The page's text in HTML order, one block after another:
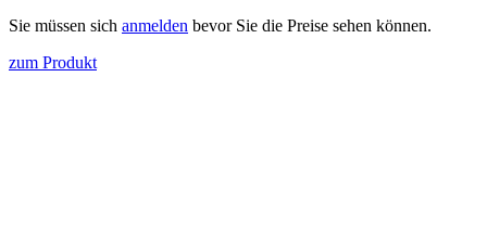
Sie müssen sich anmelden bevor Sie die Preise sehen können.
zum Produkt